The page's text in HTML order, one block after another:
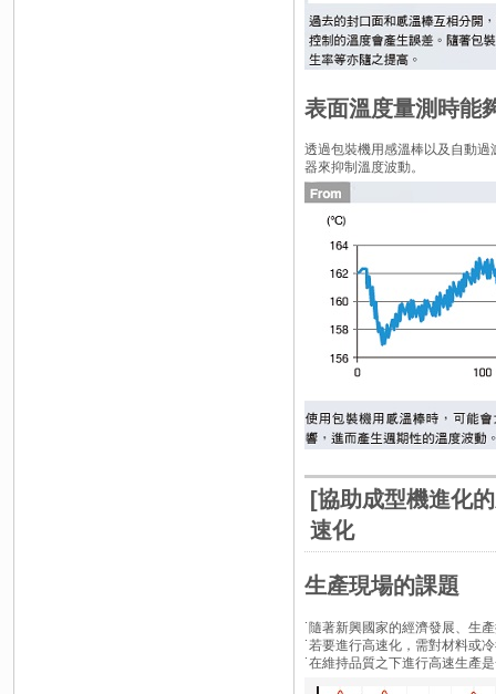
表面溫度量測時能
透過包裝機用感溫棒以及自動
器來抑制溫度波動。
[協助成型機進化
速化
生產現場的課題
˙隨著新興國家的經濟發展、生
˙若要進行高速化，需對材料或
˙在維持品質之下進行高速生產